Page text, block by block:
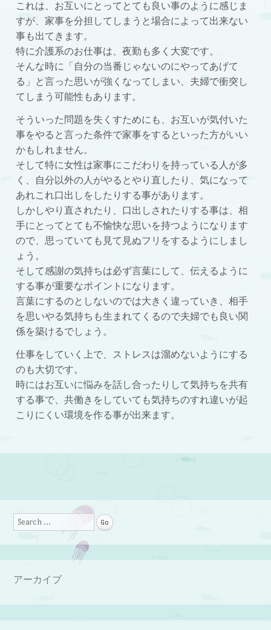
これは、お互いにとってとても良い事のように感じま
すが、家事を分担してしまうと場合によって出来ない
事も出てきます。
特に介護系のお仕事は、夜勤も多く大変です。
そんな時に「自分の当番じゃないのにやってあげて
る」と言った思いが強くなってしまい、夫婦で衝突し
てしまう可能性もあります。
そういった問題を失くすためにも、お互いが気付いた
事をやると言った条件で家事をするといった方がいい
かもしれません。
そして特に女性は家事にこだわりを持っている人が多
く、自分以外の人がやるとやり直したり、気になって
あれこれ口出しをしたりする事があります。
しかしやり直されたり、口出しされたりする事は、相
手にとってとても不愉快な思いを持つようになります
ので、思っていても見て見ぬフリをするようにしまし
ょう。
そして感謝の気持ちは必ず言葉にして、伝えるように
する事が重要なポイントになります。
言葉にするのとしないのでは大きく違っていき、相手
を思いやる気持ちも生まれてくるので夫婦でも良い関
係を築けるでしょう。
仕事をしていく上で、ストレスは溜めないようにする
のも大切です。
時にはお互いに悩みを話し合ったりして気持ちを共有
する事で、共働きをしていても気持ちのすれ違いが起
こりにくい環境を作る事が出来ます。
Post navigation
Search
アーカイブ